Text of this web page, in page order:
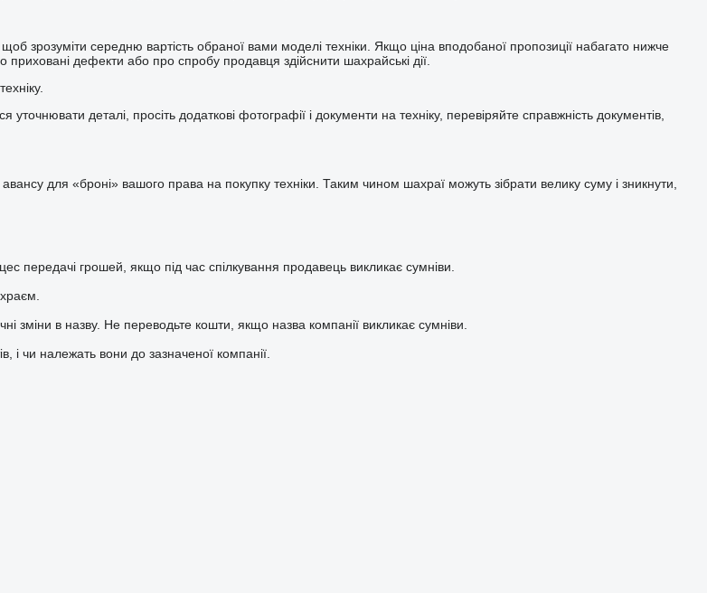
зрозуміти середню вартість обраної вами моделі техніки. Якщо ціна вподобаної пропозиції набагато нижче
дефекти або про спробу продавця здійснити шахрайські дії.
деталі, просіть додаткові фотографії і документи на техніку, перевіряйте справжність документів,
для «броні» вашого права на покупку техніки. Таким чином шахраї можуть зібрати велику суму і зникнути,
грошей, якщо під час спілкування продавець викликає сумніви.
зміни в назву. Не переводьте кошти, якщо назва компанії викликає сумніви.
і чи належать вони до зазначеної компанії.